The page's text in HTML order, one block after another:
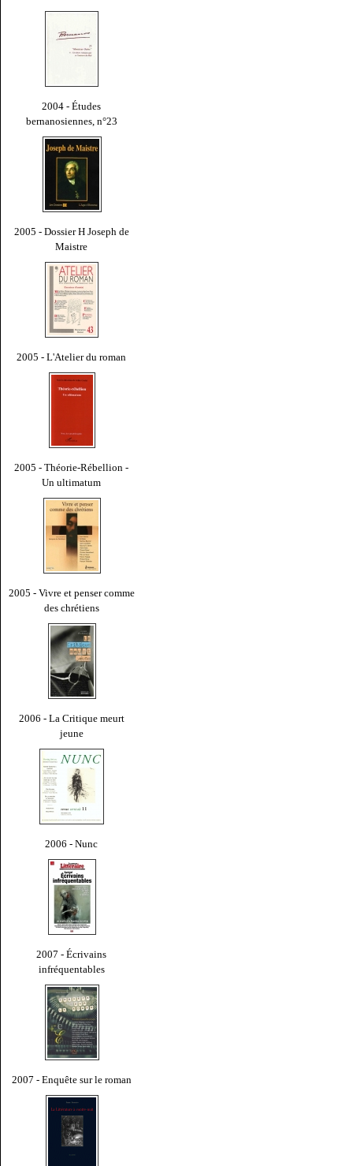
2004 - Études
bernanosiennes, n°23
2005 - Dossier H Joseph de
Maistre
2005 - L'Atelier du roman
2005 - Théorie-Rébellion -
Un ultimatum
2005 - Vivre et penser comme
des chrétiens
2006 - La Critique meurt
jeune
2006 - Nunc
2007 - Écrivains
infréquentables
2007 - Enquête sur le roman